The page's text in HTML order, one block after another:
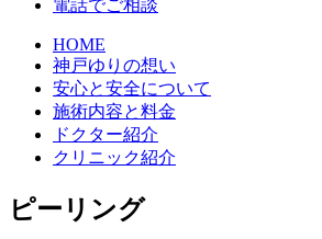
電話でご相談
HOME
神戸ゆりの想い
安心と安全について
施術内容と料金
ドクター紹介
クリニック紹介
ピーリング